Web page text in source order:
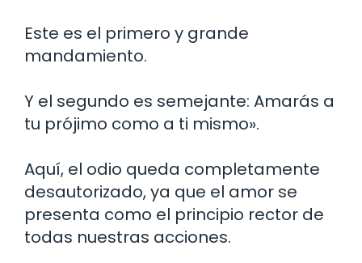
Este es el primero y grande
mandamiento.
Y el segundo es semejante: Amarás a
tu prójimo como a ti mismo».
Aquí, el odio queda completamente
desautorizado, ya que el amor se
presenta como el principio rector de
todas nuestras acciones.